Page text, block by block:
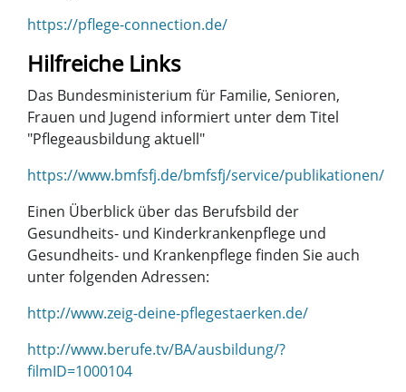
https://pflege-connection.de/
Hilfreiche Links
Das Bundesministerium für Familie, Senioren,
Frauen und Jugend informiert unter dem Titel
"Pflegeausbildung aktuell"
https://www.bmfsfj.de/bmfsfj/service/publikationen/
Einen Überblick über das Berufsbild der
Gesundheits- und Kinderkrankenpflege und
Gesundheits- und Krankenpflege finden Sie auch
unter folgenden Adressen:
http://www.zeig-deine-pflegestaerken.de/
http://www.berufe.tv/BA/ausbildung/?
filmID=1000104